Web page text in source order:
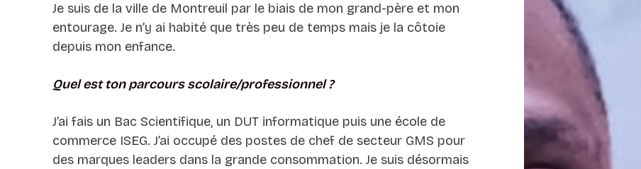
Je suis de la ville de Montreuil par le biais de mon grand-père et mon
entourage. Je n’y ai habité que très peu de temps mais je la côtoie
depuis mon enfance.
Quel est ton parcours scolaire/professionnel ?
J’ai fais un Bac Scientifique, un DUT informatique puis une école de
commerce ISEG. J’ai occupé des postes de chef de secteur GMS pour
des marques leaders dans la grande consommation. Je suis désormais